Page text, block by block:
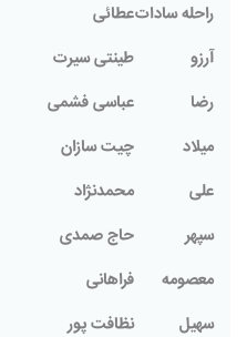
راحله ساداتعطائی
آرزو
طینتی سیرت
رضا
عباسی فشمی
میلاد
چیت سازان
علی
محمدنژاد
سپهر
حاج صمدی
معصومه
فراهانی
سهیل
نظافت پور